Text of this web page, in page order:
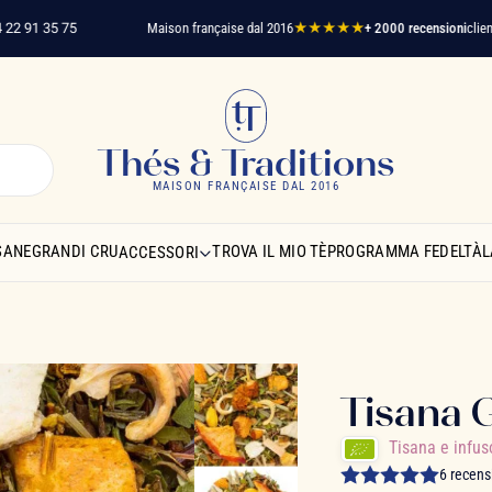
35 75 Maison française dal 2016★★★★★+ 2000 recensioniclienti
Thés & Traditions
MAISON FRANÇAISE DAL 2016
GRANDI CRUACCESSORI TROVA IL MIO TÈPROGRAMMA FEDELTÀ
Tisana
Tisana e
6